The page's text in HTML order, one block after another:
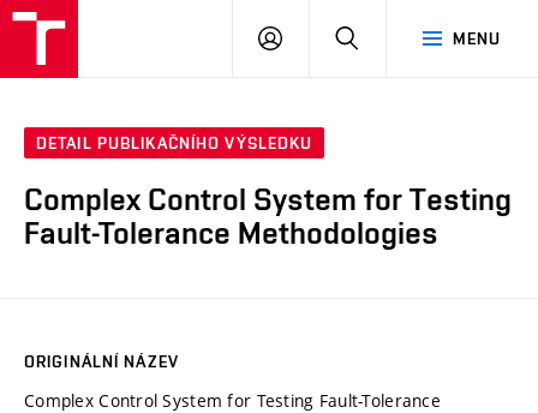
MENU
PŘIHLÁSIT
DETAIL PUBLIKAČNÍHO VÝSLEDKU
Complex Control System for Testing
Fault-Tolerance Methodologies
ORIGINÁLNÍ NÁZEV
Complex Control System for Testing Fault-Tolerance